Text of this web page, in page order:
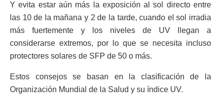
Y evita estar aún más la exposición al sol directo entre
las 10 de la mañana y 2 de la tarde, cuando el sol irradia
más fuertemente y los niveles de UV llegan a
considerarse extremos, por lo que se necesita incluso
protectores solares de SFP de 50 o más.
Estos consejos se basan en la clasificación de la
Organización Mundial de la Salud y su índice UV.